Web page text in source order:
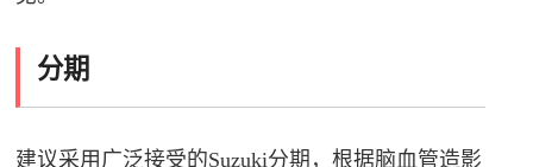
分期
建议采用广泛接受的Suzuki分期，根据脑血管造影